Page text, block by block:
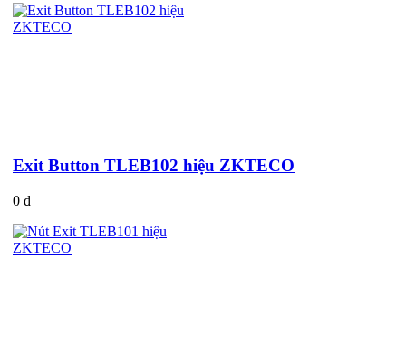
Exit Button TLEB102 hiệu ZKTECO
0 đ